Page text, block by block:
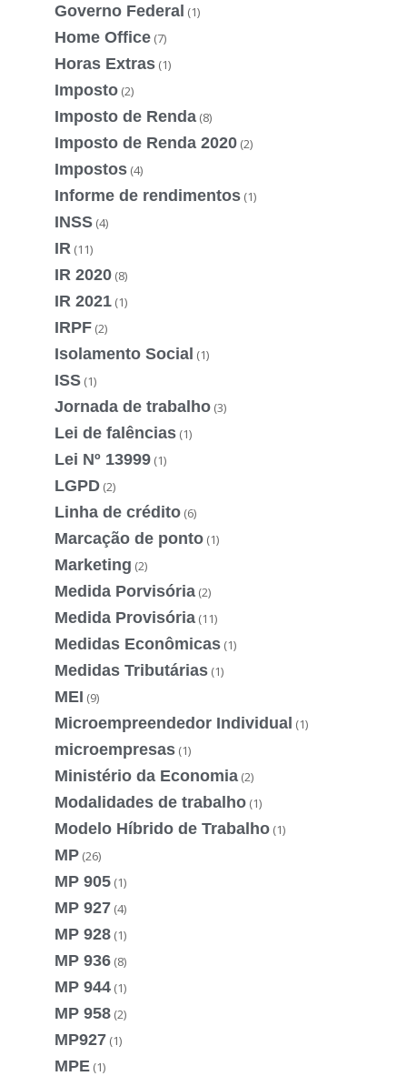
Governo Federal (1)
Home Office (7)
Horas Extras (1)
Imposto (2)
Imposto de Renda (8)
Imposto de Renda 2020 (2)
Impostos (4)
Informe de rendimentos (1)
INSS (4)
IR (11)
IR 2020 (8)
IR 2021 (1)
IRPF (2)
Isolamento Social (1)
ISS (1)
Jornada de trabalho (3)
Lei de falências (1)
Lei Nº 13999 (1)
LGPD (2)
Linha de crédito (6)
Marcação de ponto (1)
Marketing (2)
Medida Porvisória (2)
Medida Provisória (11)
Medidas Econômicas (1)
Medidas Tributárias (1)
MEI (9)
Microempreendedor Individual (1)
microempresas (1)
Ministério da Economia (2)
Modalidades de trabalho (1)
Modelo Híbrido de Trabalho (1)
MP (26)
MP 905 (1)
MP 927 (4)
MP 928 (1)
MP 936 (8)
MP 944 (1)
MP 958 (2)
MP927 (1)
MPE (1)